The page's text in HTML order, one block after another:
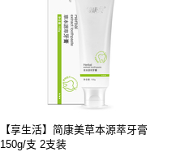
【享生活】简康美草本源萃牙膏
150g/支 2支装